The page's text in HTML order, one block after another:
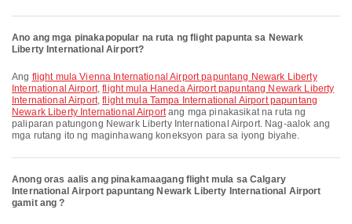
Ano ang mga pinakapopular na ruta ng flight papunta sa Newark
Liberty International Airport?
Ang flight mula Vienna International Airport papuntang Newark Liberty
International Airport,flight mula Haneda Airport papuntang Newark Liberty
International Airport,flight mula Tampa International Airport papuntang
Newark Liberty International Airportang mga pinakasikat na ruta ng
paliparan patungong Newark Liberty International Airport. Nag-aalok ang
mga rutang ito ng maginhawang koneksyon para sa iyong biyahe.
Anong oras aalis ang pinakamaagang flight mula sa Calgary
International Airport papuntang Newark Liberty International Airport
gamit ang ?